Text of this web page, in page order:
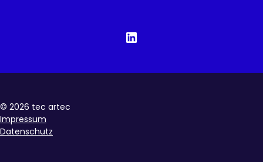
© 2026 tec artec
Impressum
Datenschutz